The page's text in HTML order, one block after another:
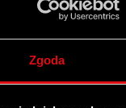
Zgoda
Dodaj do kalendarza
– Tokio